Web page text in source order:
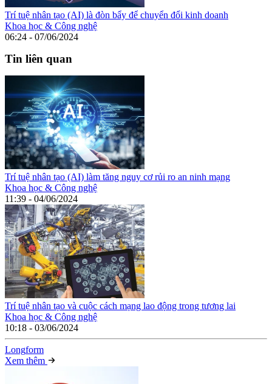
Trí tuệ nhân tạo (AI) là đòn bẩy để chuyển đổi kinh doanh
Khoa học & Công nghệ
06:24 - 07/06/2024
Tin liên quan
Trí tuệ nhân tạo (AI) làm tăng nguy cơ rủi ro an ninh mạng
Khoa học & Công nghệ
11:39 - 04/06/2024
Trí tuệ nhân tạo và cuộc cách mạng lao động trong tương lai
Khoa học & Công nghệ
10:18 - 03/06/2024
Longform
Xem thêm